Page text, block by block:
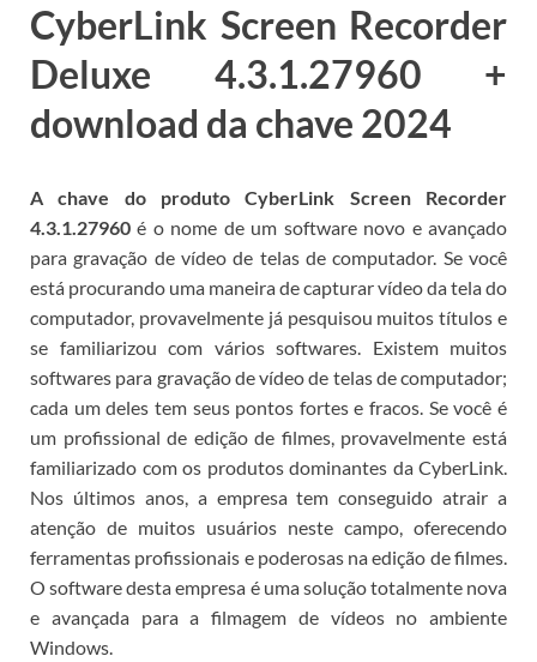
CyberLink Screen Recorder
Deluxe 4.3.1.27960 +
download da chave 2024
A chave do produto CyberLink Screen Recorder
4.3.1.27960é o nome de um software novo e avançado
para gravação de vídeo de telas de computador. Se você
está procurando uma maneira de capturar vídeo da tela do
computador, provavelmente já pesquisou muitos títulos e
se familiarizou com vários softwares. Existem muitos
softwares para gravação de vídeo de telas de computador;
cada um deles tem seus pontos fortes e fracos. Se você é
um profissional de edição de filmes, provavelmente está
familiarizado com os produtos dominantes da CyberLink.
Nos últimos anos, a empresa tem conseguido atrair a
atenção de muitos usuários neste campo, oferecendo
ferramentas profissionais e poderosas na edição de filmes.
O software desta empresa é uma solução totalmente nova
e avançada para a filmagem de vídeos no ambiente
Windows.